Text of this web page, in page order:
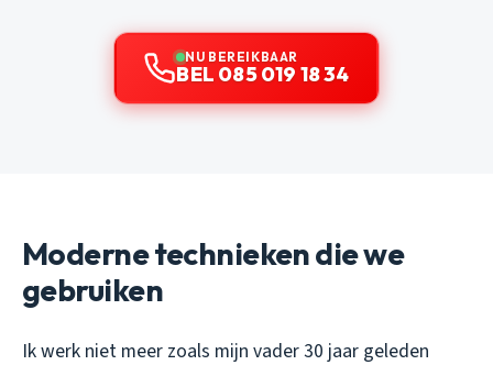
NU BEREIKBAAR
BEL 085 019 18 34
Moderne technieken die we
gebruiken
Ik werk niet meer zoals mijn vader 30 jaar geleden